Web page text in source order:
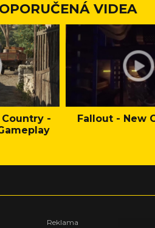
VIDEA
-
Fallout - New